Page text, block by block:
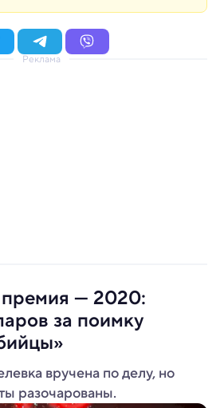
Реклама
— 2020:
за поимку
вручена по делу, но
разочарованы.